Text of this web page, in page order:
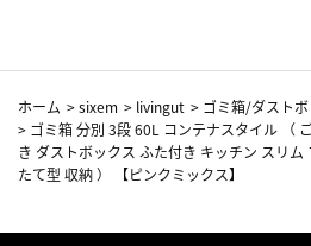
ホーム >sixem > livingut > ゴミ箱/ダストボ
> ゴミ箱 分別 3段 60L コンテナスタイル （
き ダストボックス ふた付き キッチン スリ
たて型 収納 ） 【ピンクミックス】